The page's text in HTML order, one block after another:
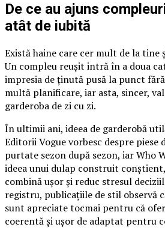
De ce au ajuns
atât de iubită
Există haine care cer mult de la tine
Un compleu reușit intră în a doua
impresia de ținută pusă la punct
multă planificare, iar asta, sincer,
garderoba de zi cu zi.
În ultimii ani, ideea de garderobă
Editorii Vogue vorbesc despre piese
purtate sezon după sezon, iar Who
ideea unui dulap construit
combină ușor și reduc stresul
registru, publicațiile de stil observă
sunt apreciate tocmai pentru că
coerentă și ușor de adaptat pentru